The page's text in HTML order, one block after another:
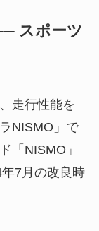
スポーツ
走行性能を
NISMO」で
「NISMO」
7月の改良時